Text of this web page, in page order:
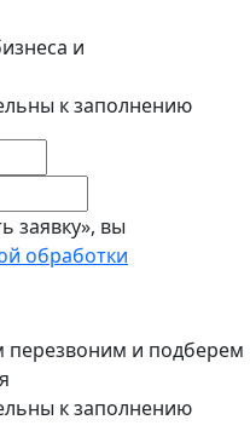
и
к заполнению
заявку», вы
обработки
перезвоним и подберем
к заполнению